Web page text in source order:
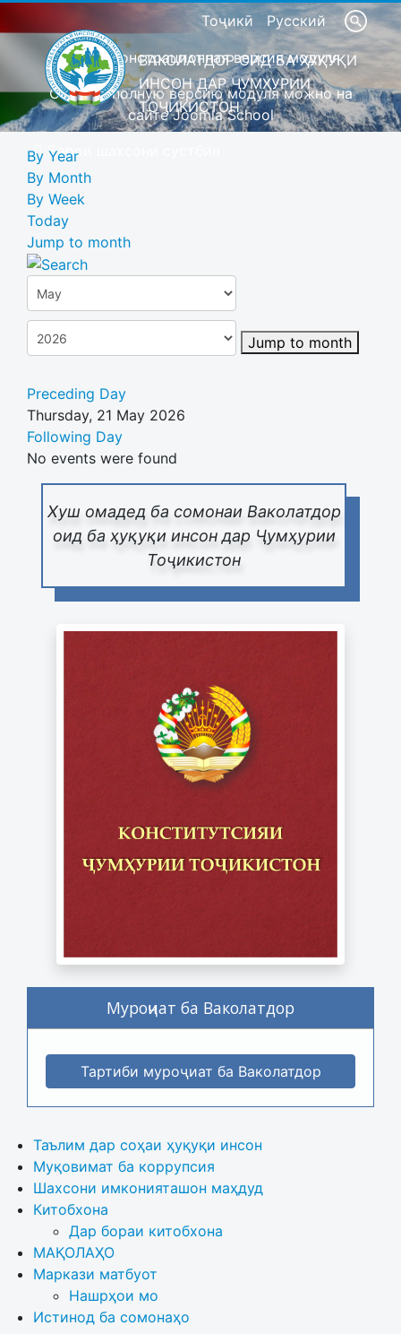
Тоҷикӣ Русский
Это демонстрационная версия модуля
Скачать полную версию модуля можно на
сайте Joomla School
Барои шахсони сустбин
ВАКОЛАТДОР ОИД БА ҲУҚУҚИ
ИНСОН ДАР ҶУМҲУРИИ
ТОҶИКИСТОН
Хуш омадед ба сомонаи Ваколатдор
оид ба ҳуқуқи инсон дар Ҷумҳурии
Тоҷикистон
Муроҷиат ба Ваколатдор
Тартиби муроҷиат ба Ваколатдор
Таълим дар соҳаи ҳуқуқи инсон
Муқовимат ба коррупсия
Шахсони имконияташон маҳдуд
Китобхона
Дар бораи китобхона
МАҚОЛАҲО
Маркази матбуот
Нашрҳои мо
Истинод ба сомонаҳо
By Year
By Month
By Week
Today
Jump to month
Jump to month
Preceding Day
Thursday, 21 May 2026
Following Day
No events were found